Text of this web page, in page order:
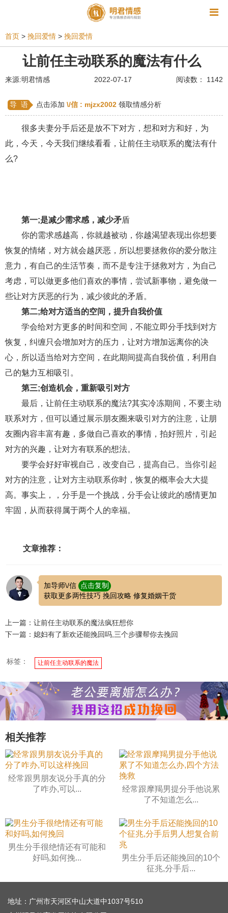
相亲 同性恋 恋爱技巧 挽回爱情
挽救婚姻 星座情感 离婚 心情
姻缘测试 分娩
水瓶座男生 摩羯座男生 射手座男生
不和 金牛座男生 白羊座男生
财产分割 外遇 分手 第三者 心态
变心 感人 伤感 婚姻问题 脾气
十二生肖 分手复合 梦见
异地恋 明星 气质 美妆 情感挽回
化妆 挽留前任 避孕 挽回男友 孕妇食谱
挽回老公
经营婚姻 婚姻修复 孕早期
备孕 产后恢复 减肥 月子 婴儿辅食
产妇食谱 同性恋 交往 搭讪 光棍节
其他
首页 > 挽回爱情 > 挽回爱情
让前任主动联系的魔法有什么
来源:明君情感 2022-07-17 阅读数： 1142
导 语 点击添加 \/信 : mjzx2002 领取情感分析
很多夫妻分手后还是放不下对方，想和对方和好，为
此，今天，今天我们继续看看，让前任主动联系的魔法有什
么?
第一;是减少需求感，减少矛盾
你的需求感越高，你就越被动，你越渴望表现出你想要
恢复的情绪，对方就会越厌恶，所以想要拯救你的爱分散注
意力，有自己的生活节奏，而不是专注于拯救对方，为自己
考虑，可以做更多他们喜欢的事情，尝试新事物，避免做一
些让对方厌恶的行为，减少彼此的矛盾。
第二;给对方适当的空间，提升自我价值
学会给对方更多的时间和空间，不能立即分手找到对方
恢复，纠缠只会增加对方的压力，让对方增加远离你的决
心，所以适当给对方空间，在此期间提高自我价值，利用自
己的魅力互相吸引。
第三;创造机会，重新吸引对方
最后，让前任主动联系的魔法?其实冷冻期间，不要主动
联系对方，但可以通过展示朋友圈来吸引对方的注意，让朋
友圈内容丰富有趣，多做自己喜欢的事情，拍好照片，引起
对方的兴趣，让对方有联系的想法。
要学会好好审视自己，改变自己，提高自己。当你引起
对方的注意，让对方主动联系你时，恢复的概率会大大提
高。事实上，，分手是一个挑战，分手会让彼此的感情更加
牢固，从而获得属于两个人的幸福。
文章推荐：
加导师\/信
点击复制
获取更多两性技巧 挽回攻略 修复婚姻干货
上一篇：让前任主动联系的魔法疯狂想你
下一篇：媳妇有了新欢还能挽回吗,三个步骤帮你去挽回
标签： 让前任主动联系的魔法
相关推荐
经常跟男朋友说分手真的分
了咋办,可以...
经常跟摩羯男提分手他说累
了不知道怎么...
男生分手很绝情还有可能和
好吗,如何挽...
男生分手后还能挽回的10个
征兆,分手后...
地址：广州市天河区中山大道中1037号510